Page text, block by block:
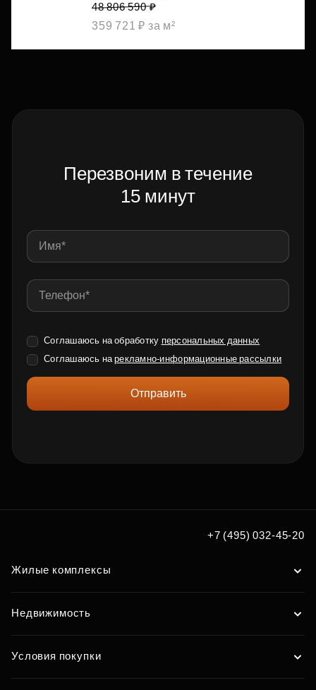
48 806 590 ₽
359 721 ₽ за м²
Перезвоним в течение
15 минут
Соглашаюсь на обработку персональных данных
Соглашаюсь нарекламно-информационные рассылки
Отправить
+7 (495) 032-45-20
Жилые комплексы
Недвижимость
Условия покупки